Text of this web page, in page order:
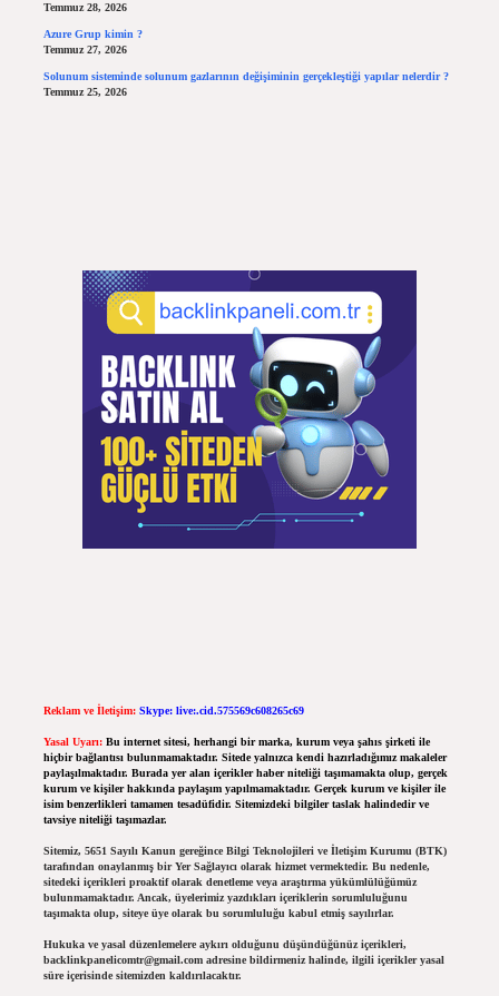
Temmuz 28, 2026
Azure Grup kimin ?
Temmuz 27, 2026
Solunum sisteminde solunum gazlarının değişiminin gerçekleştiği yapılar nelerdir ?
Temmuz 25, 2026
Reklam ve İletişim: Skype: live:.cid.575569c608265c69
Yasal Uyarı: Bu internet sitesi, herhangi bir marka, kurum veya şahıs şirketi ile
hiçbir bağlantısı bulunmamaktadır. Sitede yalnızca kendi hazırladığımız makaleler
paylaşılmaktadır. Burada yer alan içerikler haber niteliği taşımamakta olup, gerçek
kurum ve kişiler hakkında paylaşım yapılmamaktadır. Gerçek kurum ve kişiler ile
isim benzerlikleri tamamen tesadüfidir. Sitemizdeki bilgiler taslak halindedir ve
tavsiye niteliği taşımazlar.
Sitemiz, 5651 Sayılı Kanun gereğince Bilgi Teknolojileri ve İletişim Kurumu (BTK)
tarafından onaylanmış bir Yer Sağlayıcı olarak hizmet vermektedir. Bu nedenle,
sitedeki içerikleri proaktif olarak denetleme veya araştırma yükümlülüğümüz
bulunmamaktadır. Ancak, üyelerimiz yazdıkları içeriklerin sorumluluğunu
taşımakta olup, siteye üye olarak bu sorumluluğu kabul etmiş sayılırlar.
Hukuka ve yasal düzenlemelere aykırı olduğunu düşündüğünüz içerikleri,
backlinkpanelicomtr@gmail.comadresine bildirmeniz halinde, ilgili içerikler yasal
süre içerisinde sitemizden kaldırılacaktır.